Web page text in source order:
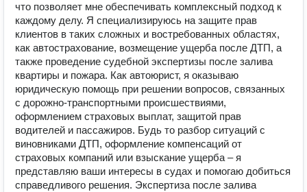
что позволяет мне обеспечивать комплексный подход к
каждому делу. Я специализируюсь на защите прав
клиентов в таких сложных и востребованных областях,
как автострахование, возмещение ущерба после ДТП, а
также проведение судебной экспертизы после залива
квартиры и пожара. Как автоюрист, я оказываю
юридическую помощь при решении вопросов, связанных
с дорожно-транспортными происшествиями,
оформлением страховых выплат, защитой прав
водителей и пассажиров. Будь то разбор ситуаций с
виновниками ДТП, оформление компенсаций от
страховых компаний или взыскание ущерба – я
представляю ваши интересы в судах и помогаю добиться
справедливого решения. Экспертиза после залива